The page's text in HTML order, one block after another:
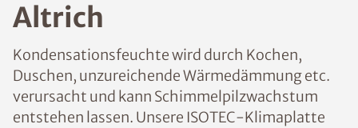
Altrich
Kondensationsfeuchte wird durch Kochen,
Duschen, unzureichende Wärmedämmung etc.
verursacht und kann Schimmelpilzwachstum
entstehen lassen. Unsere ISOTEC-Klimaplatte